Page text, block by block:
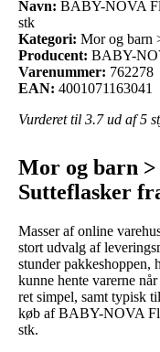
Navn: BABY-NOVA
stk
Kategori: Mor og barn
Producent: BABY-
Varenummer: 762278
EAN: 4001071163041
Vurderet til 3.7ud af 5
Mor og barn
Sutteflasker
Masser af online
stort udvalg af
stunder pakkeshoppen,
kunne hente varerne
ret simpel, samt typisk
køb af BABY-NOVA
stk.